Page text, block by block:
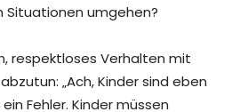
Situationen umgehen?
respektloses Verhalten mit
„Ach, Kinder sind eben
Fehler. Kinder müssen